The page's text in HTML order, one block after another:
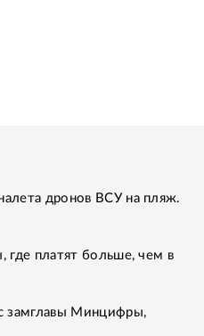
дронов ВСУ на пляж.
где платят больше, чем в
замглавы Минцифры,